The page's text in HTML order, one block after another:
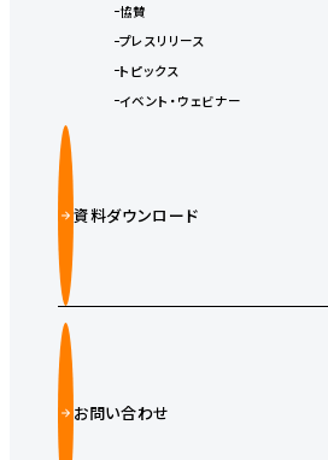
協賛
プレスリリース
トピックス
イベント・ウェビナー
資料ダウンロード
お問い合わせ